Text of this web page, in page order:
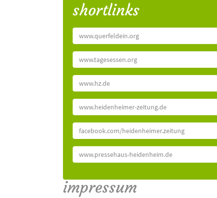
shortlinks
www.querfeldein.org
www.tagesessen.org
www.hz.de
www.heidenheimer-zeitung.de
facebook.com/heidenheimer.zeitung
www.pressehaus-heidenheim.de
impressum